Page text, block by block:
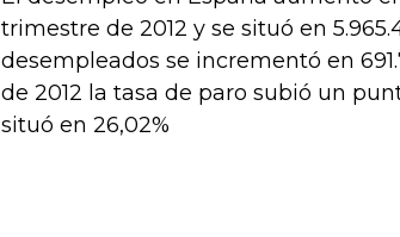
trimestre de 2012 y se situó en
desempleados se incrementó en
de 2012 la tasa de paro subió un
situó en 26,02%